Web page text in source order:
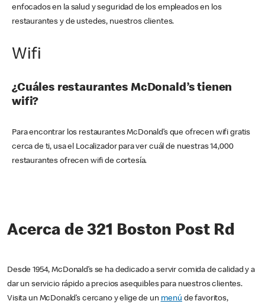
enfocados en la salud y seguridad de los empleados en los
restaurantes y de ustedes, nuestros clientes.
Wifi
¿Cuáles restaurantes McDonald’s tienen
wifi?
Para encontrar los restaurantes McDonald’s que ofrecen wifi gratis
cerca de ti, usa el Localizador para ver cuál de nuestras 14,000
restaurantes ofrecen wifi de cortesía.
Acerca de 321 Boston Post Rd
Desde 1954, McDonald’s se ha dedicado a servir comida de calidad y a
dar un servicio rápido a precios asequibles para nuestros clientes.
Visita un McDonald’s cercano y elige de un menú de favoritos,